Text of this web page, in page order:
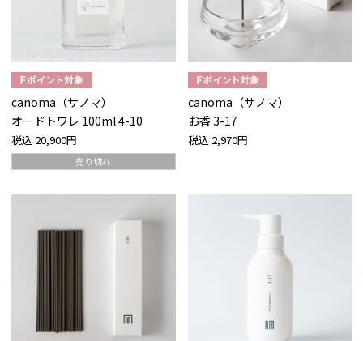
canoma（サノマ）
オードトワレ 100ml 4-10
税込 20,900円
売り切れ
canoma（サノマ）
お香 3-17
税込 2,970円